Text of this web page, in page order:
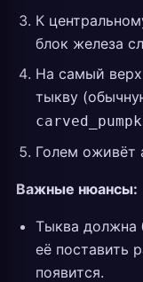
К
блок железа
На самый
тыкву
Голем оживёт
Важные нюансы:
Тыква должна
её поставить
появится.